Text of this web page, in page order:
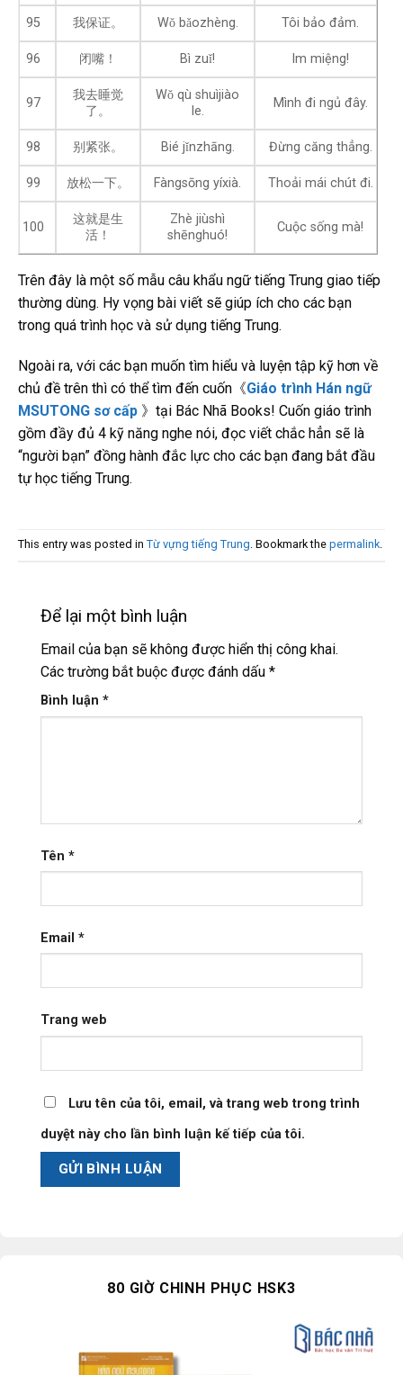
95 我保证。 Wǒ bǎozhèng. Tôi bảo đảm.
96 闭嘴！ Bì zuǐ! Im miệng!
97
我去睡觉
了。
Wǒ qù shuìjiào
le.
Mình đi ngủ đây.
98 别紧张。 Bié jǐnzhāng. Đừng căng thẳng.
99 放松一下。 Fàngsōng yíxià. Thoải mái chút đi.
100
这就是生
活！
Zhè jiùshì
shēnghuó!
Cuộc sống mà!
Trên đây là một số mẫu câu khẩu ngữ tiếng Trung giao tiếp
thường dùng. Hy vọng bài viết sẽ giúp ích cho các bạn
trong quá trình học và sử dụng tiếng Trung.
Ngoài ra, với các bạn muốn tìm hiểu và luyện tập kỹ hơn về
chủ đề trên thì có thể tìm đến cuốn《Giáo trình Hán ngữ
MSUTONG sơ cấp 》tại Bác Nhã Books! Cuốn giáo trình
gồm đầy đủ 4 kỹ năng nghe nói, đọc viết chắc hẳn sẽ là
“người bạn” đồng hành đắc lực cho các bạn đang bắt đầu
tự học tiếng Trung.
This entry was posted in Từ vựng tiếng Trung. Bookmark the permalink.
Để lại một bình luận
Email của bạn sẽ không được hiển thị công khai.
Các trường bắt buộc được đánh dấu *
Bình luận *
Tên *
Email *
Trang web
Lưu tên của tôi, email, và trang web trong trình
duyệt này cho lần bình luận kế tiếp của tôi.
80 GIỜ CHINH PHỤC HSK3